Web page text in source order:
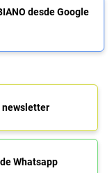
desde Google
newsletter
Whatsapp